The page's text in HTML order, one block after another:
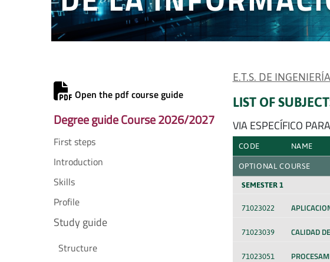
Open the pdf course guide
Degree guide Course 2026/2027
First steps
Introduction
Skills
Profile
Study guide
Structure
E.T.S. DE
LIST OF
VIA ESPECÍFICO
CODE NAME
OPTIONAL COURSE
SEMESTER 1
71023022
71023039 CALIDAD
71023051